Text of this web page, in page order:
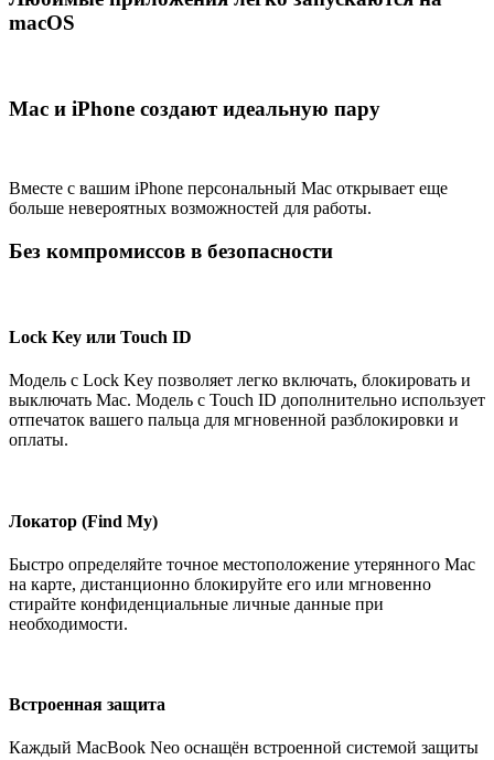
macOS
Mac и iPhone создают идеальную пару
Вместе с вашим iPhone персональный Mac открывает еще
больше невероятных возможностей для работы.
Без компромиссов в безопасности
Lock Key или Touch ID
Модель с Lock Key позволяет легко включать, блокировать и
выключать Mac. Модель с Touch ID дополнительно использует
отпечаток вашего пальца для мгновенной разблокировки и
оплаты.
Локатор (Find My)
Быстро определяйте точное местоположение утерянного Mac
на карте, дистанционно блокируйте его или мгновенно
стирайте конфиденциальные личные данные при
необходимости.
Встроенная защита
Каждый MacBook Neo оснащён встроенной системой защиты